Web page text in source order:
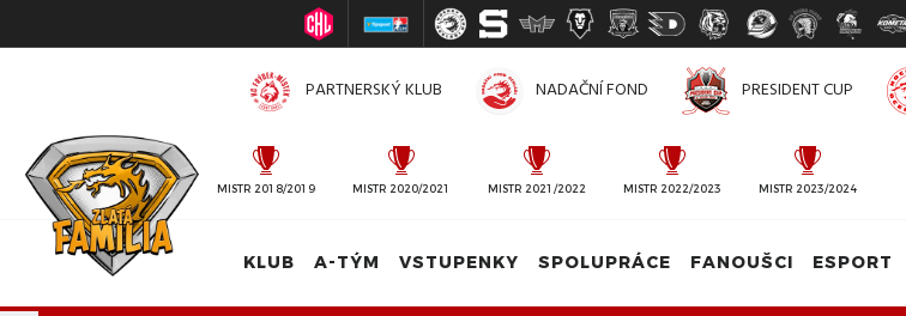
PARTNERSKÝ KLUB NADAČNÍ FOND PRESIDENT CUP
MISTR 2010/2011 MISTR 2018/2019 MISTR 2020/2021 MISTR 2021/2022 MISTR 2022/2023 MISTR 2023/2024
KLUB A-TÝM VSTUPENKY SPOLUPRÁCE FANOUŠCI ESPORT